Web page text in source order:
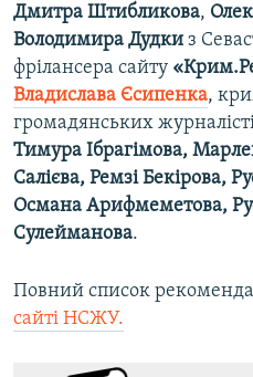
Дмитра Штибликова,
Володимира Дудки з
фрілансера сайту
Владислава Єсипенка,
громадянських
Тимура Ібрагімова,
Салієва, Ремзі Бекірова,
Османа Арифмеметова,
Сулейманова.
Повний список
сайті НСЖУ.